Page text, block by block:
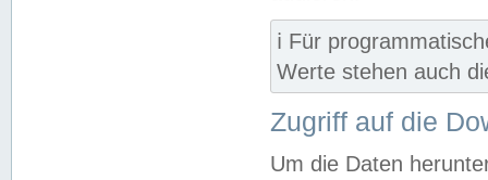
ℹ️ Für
Werte stehen auch
Zugriff auf die
Um die Daten